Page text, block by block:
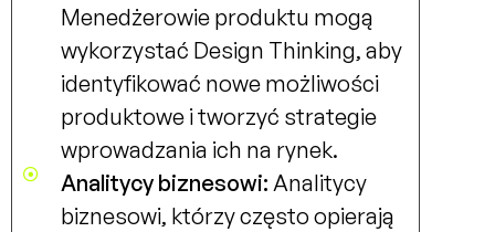
Menedżerowie produktu mogą
wykorzystać Design Thinking, aby
identyfikować nowe możliwości
produktowe i tworzyć strategie
wprowadzania ich na rynek.
Analitycy biznesowi: Analitycy
biznesowi, którzy często opierają